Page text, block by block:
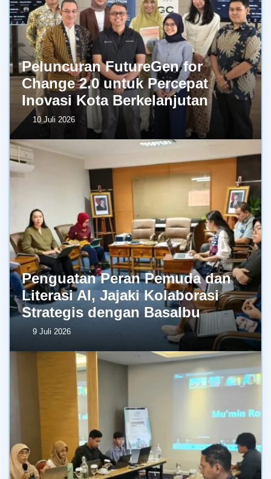
Peluncuran FutureGen for
Change 2.0 untuk Percepat
Inovasi Kota Berkelanjutan
10 Juli 2026
Penguatan Peran Pemuda dan
Literasi AI, Jajaki Kolaborasi
Strategis dengan BasaIbu
9 Juli 2026